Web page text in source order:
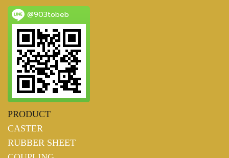
@903tobeb
PRODUCT
CASTER
RUBBER SHEET